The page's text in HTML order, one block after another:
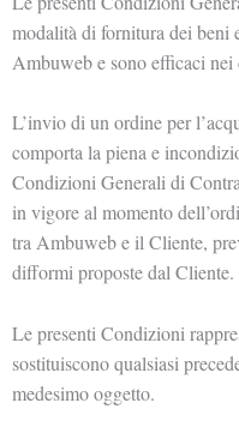
modalità di fornitura dei beni
Ambuweb e sono efficaci
L’invio di un ordine per
comporta la piena e
Condizioni Generali di
in vigore al momento
tra Ambuweb e il Cliente,
difformi proposte dal Cliente.
Le presenti Condizioni
sostituiscono qualsiasi
medesimo oggetto.